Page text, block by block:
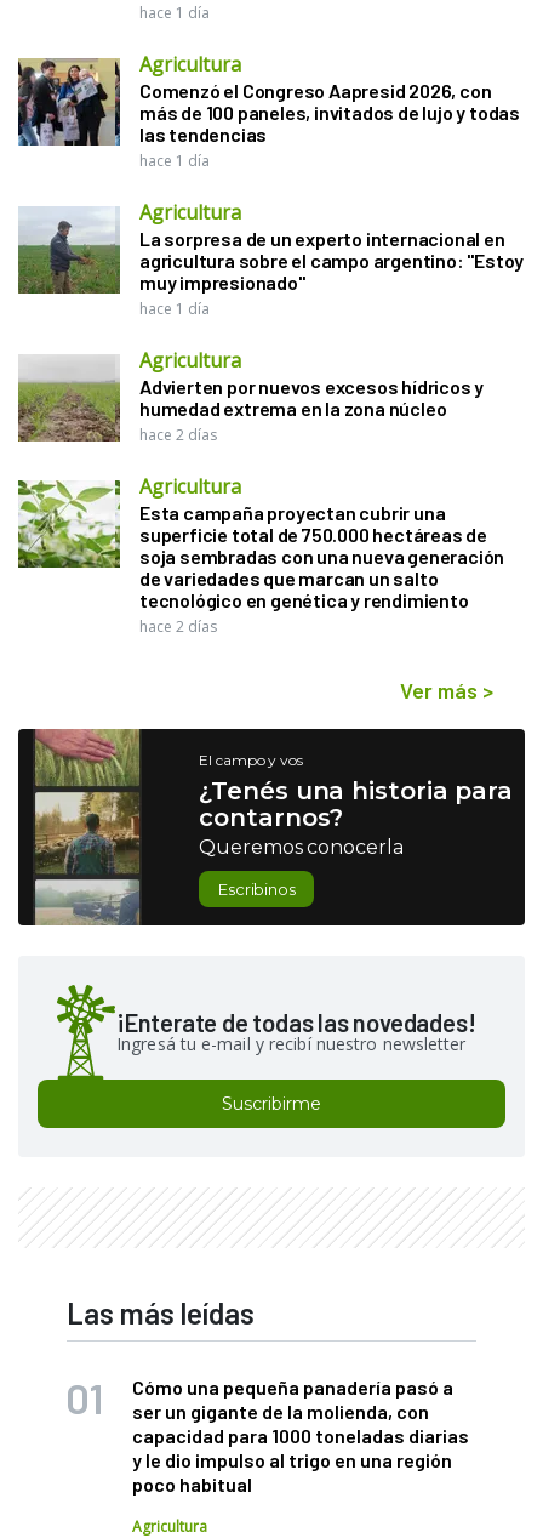
hace 1 día
Agricultura
Comenzó el Congreso Aapresid 2026, con
más de 100 paneles, invitados de lujo y todas
las tendencias
hace 1 día
Agricultura
La sorpresa de un experto internacional en
agricultura sobre el campo argentino: "Estoy
muy impresionado"
hace 1 día
Agricultura
Advierten por nuevos excesos hídricos y
humedad extrema en la zona núcleo
hace 2 días
Agricultura
Esta campaña proyectan cubrir una
superficie total de 750.000 hectáreas de
soja sembradas con una nueva generación
de variedades que marcan un salto
tecnológico en genética y rendimiento
hace 2 días
Ver más >
El campo y vos
¿Tenés una historia para
contarnos?
Queremos conocerla
Escribinos
¡Enterate de todas las novedades!
Ingresá tu e-mail y recibí nuestro newsletter
Suscribirme
Las más leídas
Cómo una pequeña panadería pasó a
ser un gigante de la molienda, con
capacidad para 1000 toneladas diarias
y le dio impulso al trigo en una región
poco habitual
Agricultura